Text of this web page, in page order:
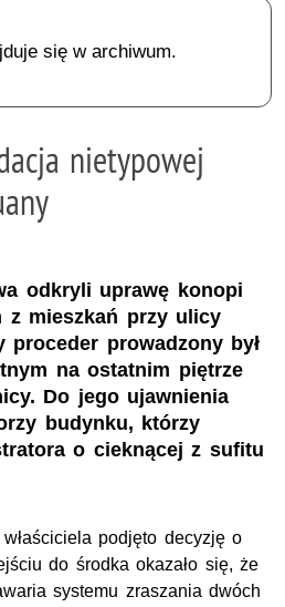
się w archiwum.
nietypowej
odkryli uprawę konopi
z mieszkań przy ulicy
proceder prowadzony był
na ostatnim piętrze
Do jego ujawnienia
budynku, którzy
o cieknącej z sufitu
podjęto decyzję o
do środka okazało się, że
systemu zraszania dwóch